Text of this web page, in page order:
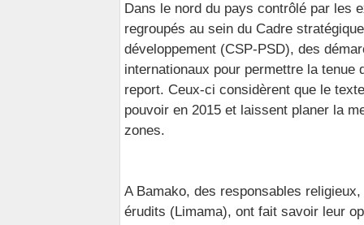
Dans le nord du pays contrôlé par les
regroupés au sein du Cadre
développement (CSP-PSD), des
internationaux pour permettre la tenue
report. Ceux-ci considèrent que le
pouvoir en 2015 et laissent planer la
zones.
A Bamako, des responsables
érudits (Limama), ont fait savoir leur